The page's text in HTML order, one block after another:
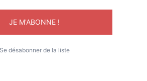
Se désabonner de la liste